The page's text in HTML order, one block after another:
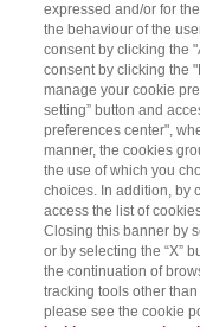
expressed and/or for
the behaviour of the
consent by clicking the
consent by clicking the
manage your cookie
setting” button and
preferences center",
manner, the cookies
the use of which you
choices. In addition, by
access the list of
Closing this banner by
or by selecting the “X”
the continuation of
tracking tools other
please see the cookie